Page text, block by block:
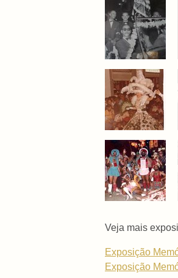
Veja mais
Exposição
Exposição